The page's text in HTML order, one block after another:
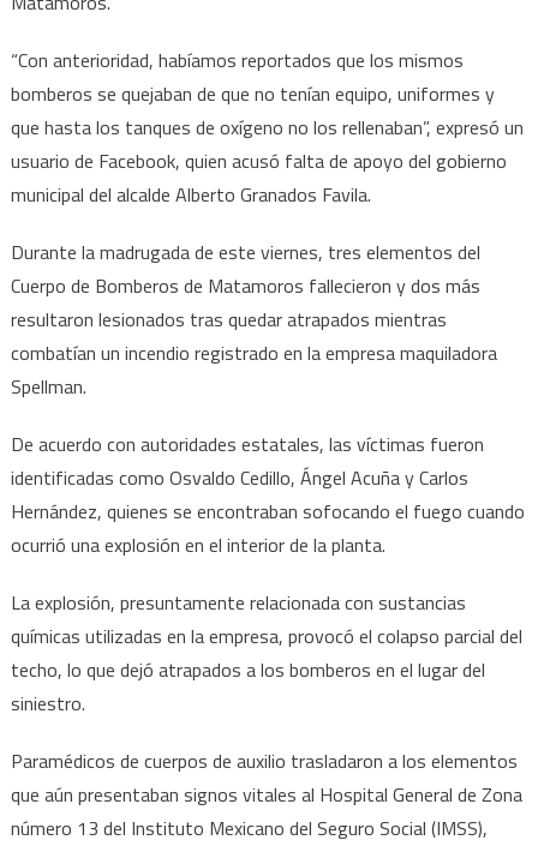
bomberos
en
incendio
en
“Con anterioridad, habíamos reportados que los mismos
bomberos se quejaban de que no tenían equipo, uniformes y
que hasta los tanques de oxígeno no los rellenaban”, expresó un
usuario de Facebook, quien acusó falta de apoyo del gobierno
municipal del alcalde Alberto Granados Favila.
Durante la madrugada de este viernes, tres elementos del
Cuerpo de Bomberos de Matamoros fallecieron y dos más
resultaron lesionados tras quedar atrapados mientras
combatían un incendio registrado en la empresa maquiladora
Spellman.
De acuerdo con autoridades estatales, las víctimas fueron
identificadas como Osvaldo Cedillo, Ángel Acuña y Carlos
Hernández, quienes se encontraban sofocando el fuego cuando
ocurrió una explosión en el interior de la planta.
La explosión, presuntamente relacionada con sustancias
químicas utilizadas en la empresa, provocó el colapso parcial del
techo, lo que dejó atrapados a los bomberos en el lugar del
siniestro.
Paramédicos de cuerpos de auxilio trasladaron a los elementos
que aún presentaban signos vitales al Hospital General de Zona
número 13 del Instituto Mexicano del Seguro Social (IMSS),